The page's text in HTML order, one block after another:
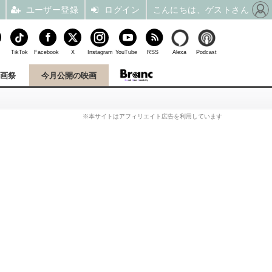
祭 今月公開の映画
※本サイトはアフィリエイト広告を利用しています
TikTok Facebook X Instagram YouTube RSS Alexa Podcast
ユーザー登録 ログイン こんにちは、ゲストさん